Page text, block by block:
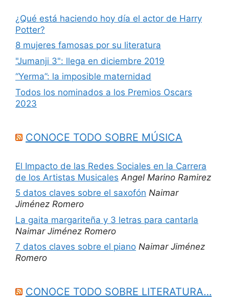
¿Qué está haciendo hoy día el actor de Harry
Potter?
8 mujeres famosas por su literatura
"Jumanji 3": llega en diciembre 2019
“Yerma”: la imposible maternidad
Todos los nominados a los Premios Oscars
2023
CONOCE TODO SOBRE MÚSICA
El Impacto de las Redes Sociales en la Carrera
de los Artistas Musicales Angel Marino Ramirez
5 datos claves sobre el saxofón Naimar
Jiménez Romero
La gaita margariteña y 3 letras para cantarla
Naimar Jiménez Romero
7 datos claves sobre el piano Naimar Jiménez
Romero
CONOCE TODO SOBRE LITERATURA…